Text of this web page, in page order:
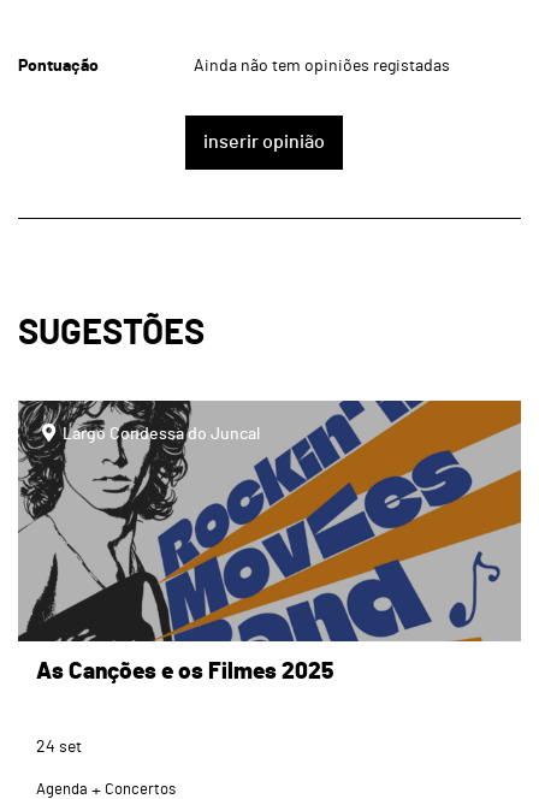
Pontuação Ainda não tem opiniões registadas
inserir opinião
SUGESTÕES
page
Largo Condessa do Juncal
As Canções e os Filmes 2025
24 set
Agenda Concertos